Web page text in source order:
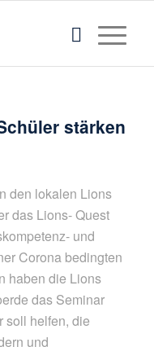
stärken
den lokalen Lions
das Lions- Quest
und
Corona bedingten
haben die Lions
das Seminar
soll helfen, die
und